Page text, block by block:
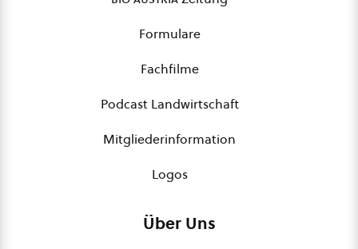
Formulare
Fachfilme
Podcast Landwirtschaft
Mitgliederinformation
Logos
Über Uns